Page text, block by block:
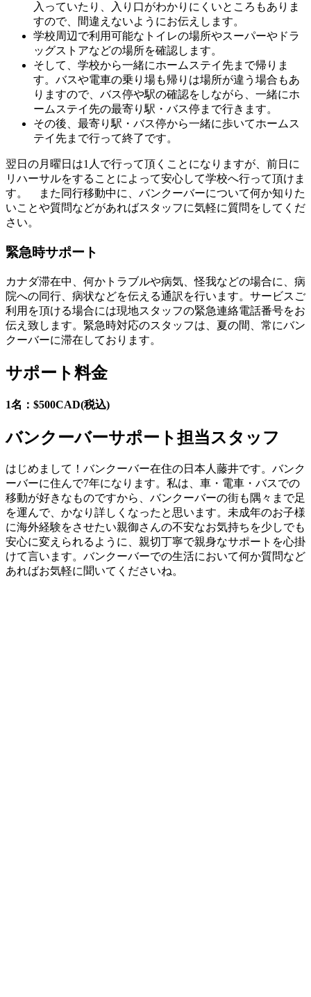
入っていたり、入り口がわかりにくいところもありま
すので、間違えないようにお伝えします。
学校周辺で利用可能なトイレの場所やスーパーやドラ
ッグストアなどの場所を確認します。
そして、学校から一緒にホームステイ先まで帰りま
す。バスや電車の乗り場も帰りは場所が違う場合もあ
りますので、バス停や駅の確認をしながら、一緒にホ
ームステイ先の最寄り駅・バス停まで行きます。
その後、最寄り駅・バス停から一緒に歩いてホームス
テイ先まで行って終了です。
翌日の月曜日は1人で行って頂くことになりますが、前日に
リハーサルをすることによって安心して学校へ行って頂けま
す。 また同行移動中に、バンクーバーについて何か知りた
いことや質問などがあればスタッフに気軽に質問をしてくだ
さい。
緊急時サポート
カナダ滞在中、何かトラブルや病気、怪我などの場合に、病
院への同行、病状などを伝える通訳を行います。サービスご
利用を頂ける場合には現地スタッフの緊急連絡電話番号をお
伝え致します。緊急時対応のスタッフは、夏の間、常にバン
クーバーに滞在しております。
サポート料金
1名：$500CAD(税込)
バンクーバーサポート担当スタッフ
はじめまして！バンクーバー在住の日本人藤井です。バンク
ーバーに住んで7年になります。私は、車・電車・バスでの
移動が好きなものですから、バンクーバーの街も隅々まで足
を運んで、かなり詳しくなったと思います。未成年のお子様
に海外経験をさせたい親御さんの不安なお気持ちを少しでも
安心に変えられるように、親切丁寧で親身なサポートを心掛
けて言います。バンクーバーでの生活において何か質問など
あればお気軽に聞いてくださいね。